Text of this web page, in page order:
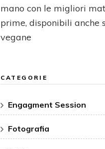
mano con le migliori
prime, disponibili anche
vegane
CATEGORIE
Engagment Session
Fotografia